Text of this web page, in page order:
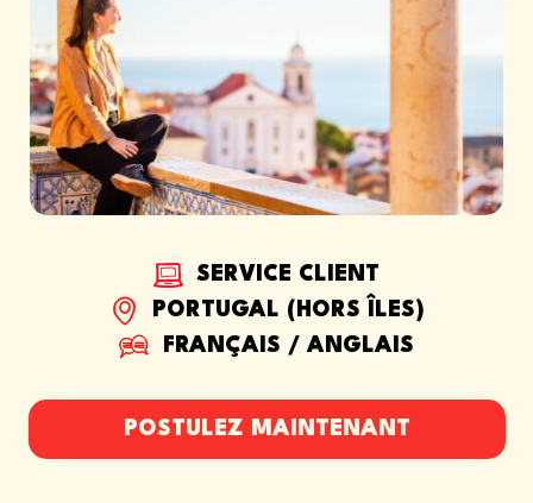
SERVICE CLIENT
PORTUGAL (HORS ÎLES)
FRANÇAIS / ANGLAIS
POSTULEZ MAINTENANT